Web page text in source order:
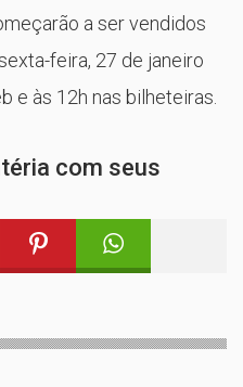
a ser vendidos
feira, 27 de janeiro
e às 12h nas bilheteiras.
com seus